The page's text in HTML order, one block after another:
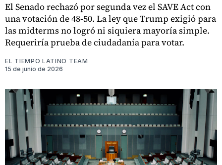
El Senado rechazó por segunda vez el SAVE Act con
una votación de 48-50. La ley que Trump exigió para
las midterms no logró ni siquiera mayoría simple.
Requeriría prueba de ciudadanía para votar.
EL TIEMPO LATINO TEAM
15 de junio de 2026